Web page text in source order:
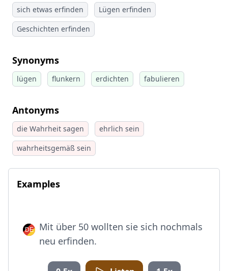
sich etwas erfinden
Lügen erfinden
Geschichten erfinden
Synonyms
lügen flunkern erdichten fabulieren
Antonyms
die Wahrheit sagen
ehrlich sein
wahrheitsgemäß sein
Examples
Mit über 50 wollten sie sich nochmals
neu erfinden.